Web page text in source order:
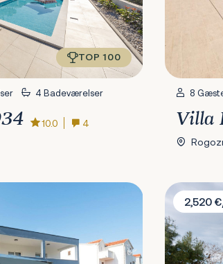
TOP 100
4 Badeværelser
10.0
4
8
Villa
Villa Branka
2,520